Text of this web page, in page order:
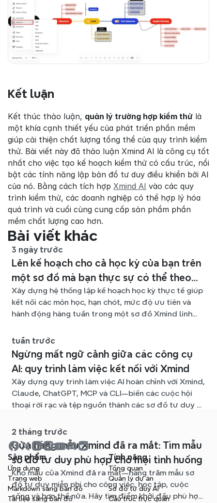
Kết luận
Kết thúc thảo luận, quản lý trường hợp kiểm thử là
một khía cạnh thiết yếu của phát triển phần mềm
giúp cải thiện chất lượng tổng thể của quy trình kiểm
thử. Bài viết này đã thảo luận Xmind AI là công cụ tốt
nhất cho việc tạo kế hoạch kiểm thử có cấu trúc, nổi
bật các tính năng lập bản đồ tư duy điều khiển bởi AI
của nó. Bằng cách tích hợp Xmind AI vào các quy
trình kiểm thử, các doanh nghiệp có thể hợp lý hóa
quá trình và cuối cùng cung cấp sản phẩm phần
mềm chất lượng cao hơn.
Bài viết khác
3 ngày trước
Lên kế hoạch cho cả học kỳ của bạn trên
một sơ đồ mà bạn thực sự có thể theo
kịp
Xây dựng hệ thống lập kế hoạch học kỳ thực tế giúp
kết nối các môn học, hạn chót, mức độ ưu tiên và
hành động hàng tuần trong một sơ đồ Xmind linh
tuần trước
Ngừng mất ngữ cảnh giữa các công cụ
AI: quy trình làm việc kết nối với Xmind
Xây dựng quy trình làm việc AI hoàn chỉnh với Xmind,
Claude, ChatGPT, MCP và CLI—biến các cuộc hội
thoại rời rạc và tệp nguồn thành các sơ đồ tư duy rõ
2 tháng trước
Cửa hàng mẫu Xmind đã ra mắt: Tìm mẫu
sơ đồ tư duy phù hợp cho mọi tình huống
Kho mẫu của Xmind đã ra mắt—hàng trăm mẫu sơ
đồ tư duy miễn phí cho công việc, học tập, cuộc
sống và hơn thế nữa. Hãy tìm điểm khởi đầu phù hợp
Sản phẩm
Ứng dụng
Trang web
Markdown sang bản đồ
Tài liệu sang bản đồ
Tính năng
Tổng quan
Quản lý dự án
Sơ đồ tư duy AI
Cấu trúc trực quan